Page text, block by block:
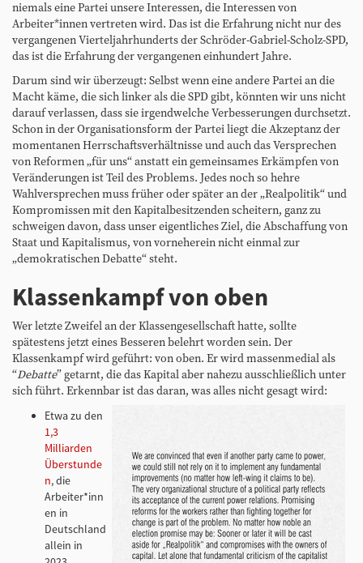
niemals eine Partei unsere Interessen, die Interessen von
Arbeiter*innen vertreten wird. Das ist die Erfahrung nicht nur des
vergangenen Vierteljahrhunderts der Schröder-Gabriel-Scholz-SPD,
das ist die Erfahrung der vergangenen einhundert Jahre.
Darum sind wir überzeugt: Selbst wenn eine andere Partei an die
Macht käme, die sich linker als die SPD gibt, könnten wir uns nicht
darauf verlassen, dass sie irgendwelche Verbesserungen durchsetzt.
Schon in der Organisationsform der Partei liegt die Akzeptanz der
momentanen Herrschaftsverhältnisse und auch das Versprechen
von Reformen „für uns“ anstatt ein gemeinsames Erkämpfen von
Veränderungen ist Teil des Problems. Jedes noch so hehre
Wahlversprechen muss früher oder später an der „Realpolitik“ und
Kompromissen mit den Kapitalbesitzenden scheitern, ganz zu
schweigen davon, dass unser eigentliches Ziel, die Abschaffung von
Staat und Kapitalismus, von vorneherein nicht einmal zur
„demokratischen Debatte“ steht.
Klassenkampf von oben
Wer letzte Zweifel an der Klassengesellschaft hatte, sollte
spätestens jetzt eines Besseren belehrt worden sein. Der
Klassenkampf wird geführt: von oben. Er wird massenmedial als
“Debatte” getarnt, die das Kapital aber nahezu ausschließlich unter
sich führt. Erkennbar ist das daran, was alles nicht gesagt wird:
Etwa zu den
1,3
Milliarden
Überstunde
n, die
Arbeiter*inn
en in
Deutschland
allein in